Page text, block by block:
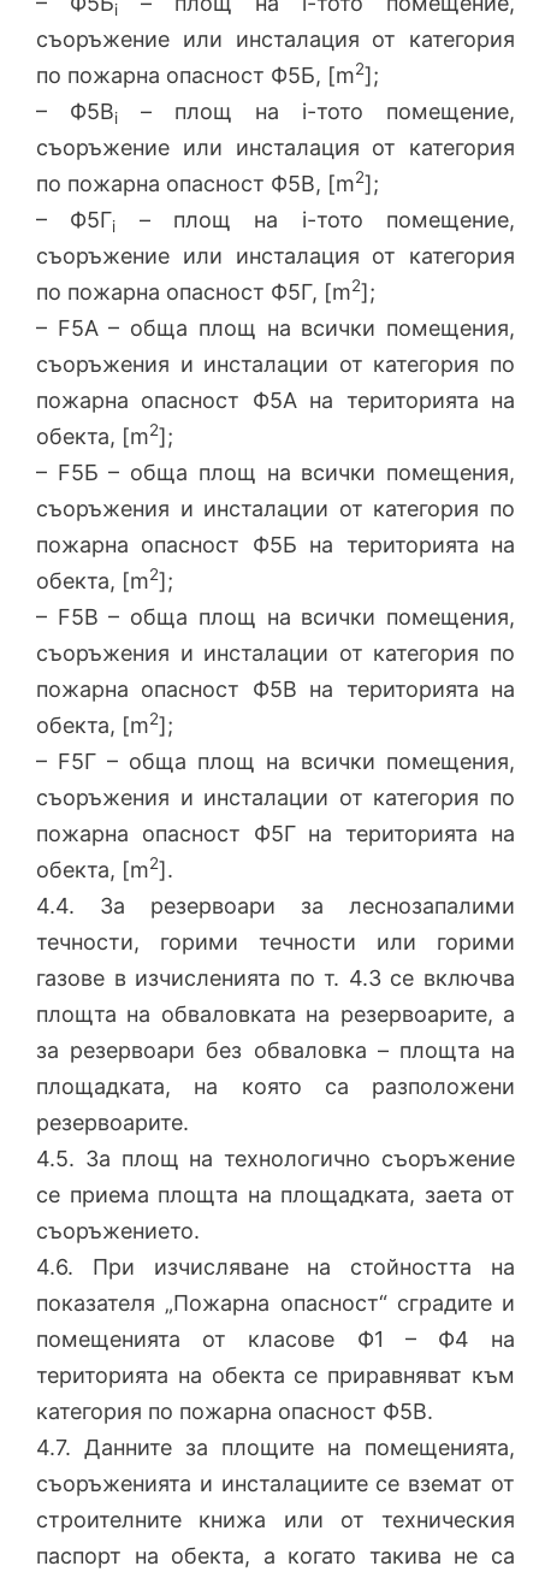
i
съоръжение или инсталация от категория
по пожарна опасност Ф5Б, [m2];
– Ф5Вi
– площ на i-тото помещение,
съоръжение или инсталация от категория
по пожарна опасност Ф5В, [m2];
– Ф5Гi
– площ на i-тото помещение,
съоръжение или инсталация от категория
по пожарна опасност Ф5Г, [m2];
– F5A – обща площ на всички помещения,
съоръжения и инсталации от категория по
пожарна опасност Ф5А на територията на
обекта, [m2];
– F5Б – обща площ на всички помещения,
съоръжения и инсталации от категория по
пожарна опасност Ф5Б на територията на
обекта, [m2];
– F5В – обща площ на всички помещения,
съоръжения и инсталации от категория по
пожарна опасност Ф5В на територията на
обекта, [m2];
– F5Г – обща площ на всички помещения,
съоръжения и инсталации от категория по
пожарна опасност Ф5Г на територията на
обекта, [m2].
4.4. За резервоари за леснозапалими
течности, горими течности или горими
газове в изчисленията по т. 4.3 се включва
площта на обваловката на резервоарите, а
за резервоари без обваловка – площта на
площадката, на която са разположени
резервоарите.
4.5. За площ на технологично съоръжение
се приема площта на площадката, заета от
съоръжението.
4.6. При изчисляване на стойността на
показателя „Пожарна опасност“ сградите и
помещенията от класове Ф1 – Ф4 на
територията на обекта се приравняват към
категория по пожарна опасност Ф5В.
4.7. Данните за площите на помещенията,
съоръженията и инсталациите се вземат от
строителните книжа или от техническия
паспорт на обекта, а когато такива не са